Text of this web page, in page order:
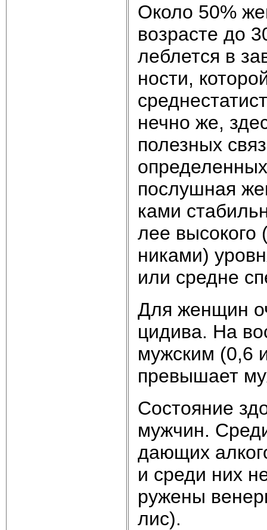
Око­ло 50%
воз­рас­те до
леб­лет­ся в
но­сти,
неч­но же,
по­лез­ных
пос­луш­ная
ка­ми
лее
ни­ка­ми)
или средне
Для жен­щин
ци­ди­ва. На
муж­ским (0,6
пре­вы­ша­ет
Со­стоя­ние
муж­чин.
даю­щих
и сре­ди них
ру­же­ны
лис).